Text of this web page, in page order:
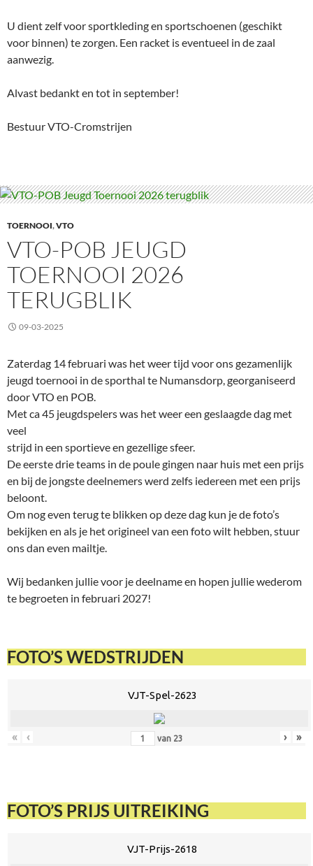
U dient zelf voor sportkleding en sportschoenen (geschikt
voor binnen) te zorgen. Een racket is eventueel in de zaal
aanwezig.
Alvast bedankt en tot in september!
Bestuur VTO-Cromstrijen
TOERNOOI,VTO
VTO-POB JEUGD
TOERNOOI 2026
TERUGBLIK
09-03-2025
Zaterdag 14 februari was het weer tijd voor ons gezamenlijk
jeugd toernooi in de sporthal te Numansdorp, georganiseerd
door VTO en POB.
Met ca 45 jeugdspelers was het weer een geslaagde dag met
veel
strijd in een sportieve en gezellige sfeer.
De eerste drie teams in de poule gingen naar huis met een prijs
en bij de jongste deelnemers werd zelfs iedereen met een prijs
beloont.
Om nog even terug te blikken op deze dag kun je de foto’s
bekijken en als je het origineel van een foto wilt hebben, stuur
ons dan even mailtje.
Wij bedanken jullie voor je deelname en hopen jullie wederom
te begroeten in februari 2027!
FOTO’S WEDSTRIJDEN
VJT-Spel-2623
« ‹ van 23 › »
FOTO’S PRIJS UITREIKING
VJT-Prijs-2618